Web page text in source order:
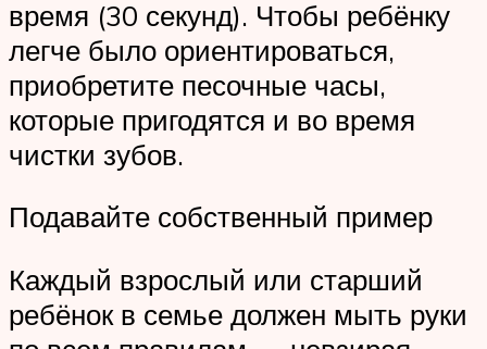
время (30 секунд). Чтобы ребёнку
легче было ориентироваться,
приобретите песочные часы,
которые пригодятся и во время
чистки зубов.
Подавайте собственный пример
Каждый взрослый или старший
ребёнок в семье должен мыть руки